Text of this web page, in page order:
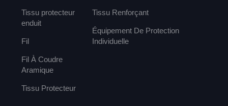
Tissu protecteur
enduit
Fil
Fil À Coudre
Aramique
Tissu Protecteur
Tissu Renforçant
Équipement De Protection
Individuelle